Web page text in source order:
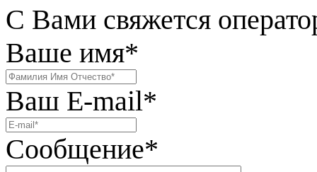
С Вами свяжется
Ваше имя*
Ваш E-mail*
Сообщение*